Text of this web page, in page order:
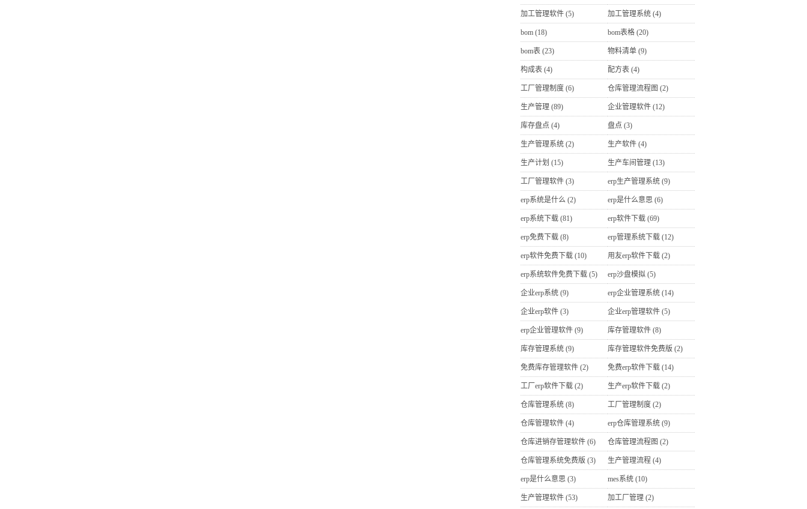
加工管理软件 (5) 加工管理系统 (4)
bom (18) bom表格 (20)
bom表 (23) 物料清单 (9)
构成表 (4) 配方表 (4)
工厂管理制度 (6) 仓库管理流程图 (2)
生产管理 (89) 企业管理软件 (12)
库存盘点 (4) 盘点 (3)
生产管理系统 (2) 生产软件 (4)
生产计划 (15) 生产车间管理 (13)
工厂管理软件 (3) erp生产管理系统 (9)
erp系统是什么 (2) erp是什么意思 (6)
erp系统下载 (81) erp软件下载 (69)
erp免费下载 (8) erp管理系统下载 (12)
erp软件免费下载 (10) 用友erp软件下载 (2)
erp系统软件免费下载 (5) erp沙盘模拟 (5)
企业erp系统 (9) erp企业管理系统 (14)
企业erp软件 (3) 企业erp管理软件 (5)
erp企业管理软件 (9) 库存管理软件 (8)
库存管理系统 (9) 库存管理软件免费版 (2)
免费库存管理软件 (2) 免费erp软件下载 (14)
工厂erp软件下载 (2) 生产erp软件下载 (2)
仓库管理系统 (8) 工厂管理制度 (2)
仓库管理软件 (4) erp仓库管理系统 (9)
仓库进销存管理软件 (6) 仓库管理流程图 (2)
仓库管理系统免费版 (3) 生产管理流程 (4)
erp是什么意思 (3) mes系统 (10)
生产管理软件 (53) 加工厂管理 (2)